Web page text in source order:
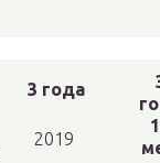
3 года
2019